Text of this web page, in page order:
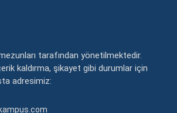
tarafından yönetilmektedir.
kaldırma, şikayet gibi durumlar için
adresimiz: